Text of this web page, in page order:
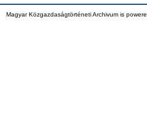
Magyar Közgazdaságtörténeti Archivum is